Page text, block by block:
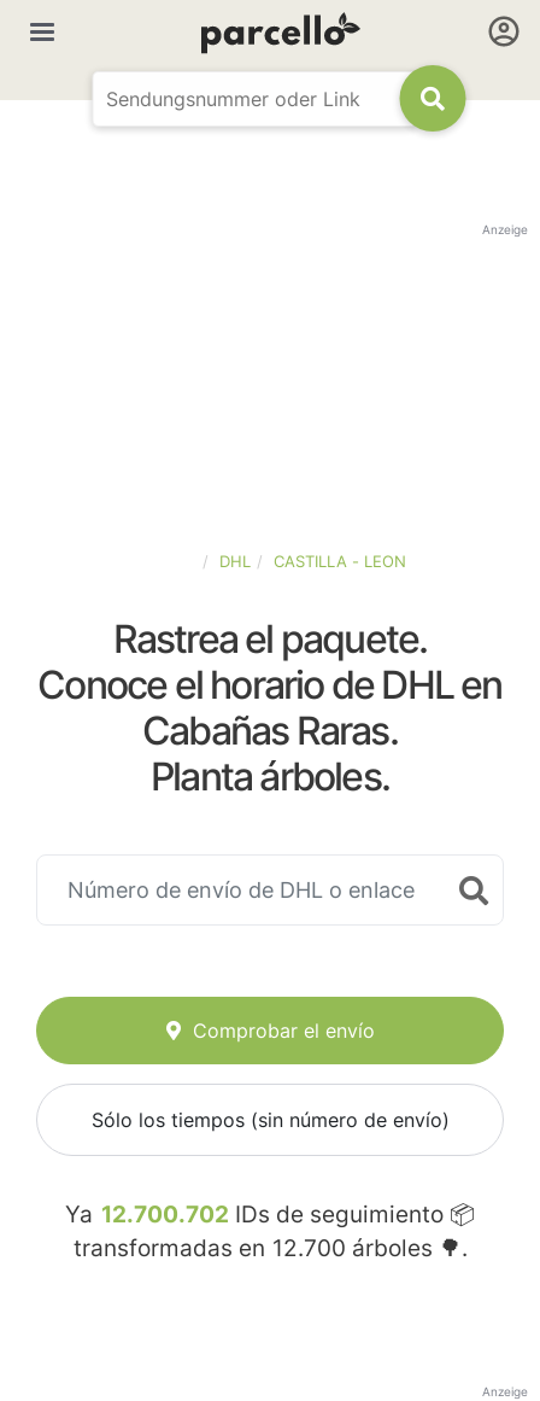
Anzeige
DHL CASTILLA - LEON
Rastrea el paquete.
Conoce el horario de DHL en
Cabañas Raras.
Planta árboles.
Comprobar el envío
Sólo los tiempos (sin número de envío)
Ya 12.700.702 IDs de seguimiento 📦
transformadas en 12.700 árboles 🌳.
Anzeige